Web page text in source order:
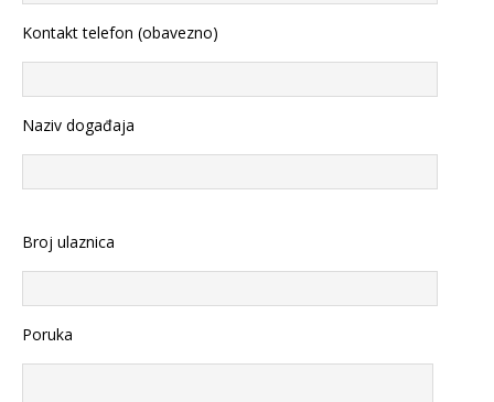
Kontakt telefon (obavezno)
Naziv događaja
Broj ulaznica
Poruka